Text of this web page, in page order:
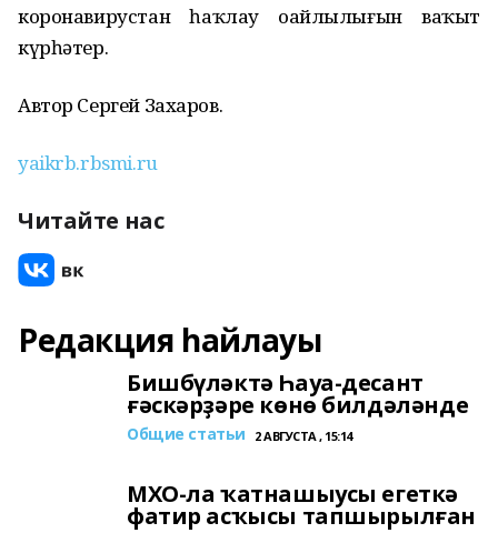
коронавирустан һаҡлау оҙайлылығын ваҡыт
күрһәтер.
Автор Сергей Захаров.
yaikrb.rbsmi.ru
Читайте нас
Редакция һайлауы
Бишбүләктә Һауа-десант
ғәскәрҙәре көнө билдәләнде
Общие статьи 2 АВГУСТА , 15:14
МХО-ла ҡатнашыусы егеткә
фатир асҡысы тапшырылған